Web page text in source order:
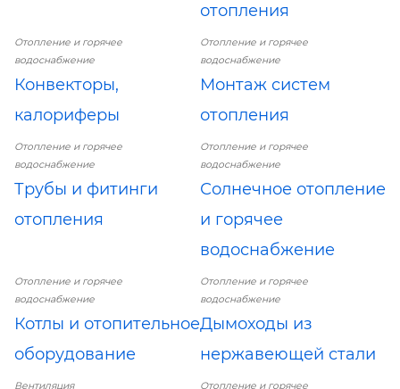
отопления
Отопление и горячее
водоснабжение
Конвекторы,
калориферы
Отопление и горячее
водоснабжение
Монтаж систем
отопления
Отопление и горячее
водоснабжение
Трубы и фитинги
отопления
Отопление и горячее
водоснабжение
Солнечное отопление
и горячее
водоснабжение
Отопление и горячее
водоснабжение
Котлы и отопительное
оборудование
Отопление и горячее
водоснабжение
Дымоходы из
нержавеющей стали
Вентиляция Отопление и горячее